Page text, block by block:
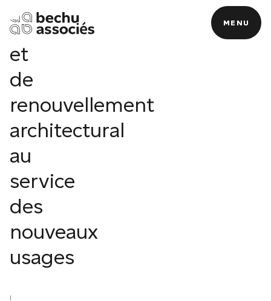
MENU
MENU
durable
et
de
renouvellement
architectural
au
service
des
nouveaux
usages
|